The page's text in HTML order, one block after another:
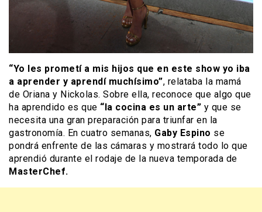
“Yo les prometí a mis hijos que en este show yo iba
a aprender y aprendí muchísimo”, relataba la mamá
de Oriana y Nickolas. Sobre ella, reconoce que algo que
ha aprendido es que “la cocina es un arte” y que se
necesita una gran preparación para triunfar en la
gastronomía. En cuatro semanas, Gaby Espino se
pondrá enfrente de las cámaras y mostrará todo lo que
aprendió durante el rodaje de la nueva temporada de
MasterChef.